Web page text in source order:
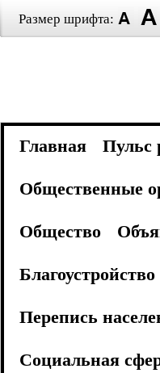
Размер шрифта:
Главная Пульс
Общественные
Общество
Благоустройство
Перепись
Социальная